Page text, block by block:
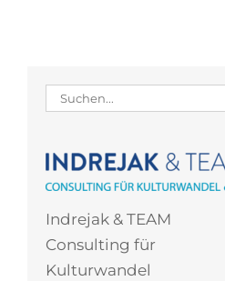
Suche
Indrejak & TEAM
Consulting für
Kulturwandel